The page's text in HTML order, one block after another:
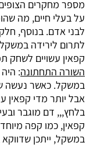
מספר מחקרים
על בעלי חיים, מה
לבני אדם. בנוסף,
לתרום לירידה במשקל
קפאין עשויים לשחק
השורה התחתונה:
במשקל. כאשר נעשה
אבל יותר מדי קפאין
בלחץ,,, דם מוגבר
קפאין, כמו קפה
במשקל, ייתכן